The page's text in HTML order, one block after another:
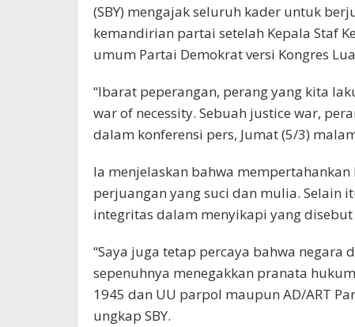
(SBY) mengajak seluruh kader untuk
kemandirian partai setelah Kepala Staf
umum Partai Demokrat versi Kongres
“Ibarat peperangan, perang yang kita
war of necessity. Sebuah justice war,
dalam konferensi pers, Jumat (5/3)
Ia menjelaskan bahwa
perjuangan yang suci dan mulia. Selain
integritas dalam menyikapi yang
“Saya juga tetap percaya bahwa
sepenuhnya menegakkan pranata
1945 dan UU parpol maupun AD/ART
ungkap SBY.